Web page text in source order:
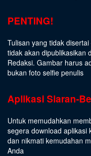
PENTING!
Tulisan yang tidak
tidak akan dipublikasikan
Redaksi. Gambar harus
bukan foto selfie penulis
Aplikasi Siaran-
Untuk memudahkan
segera download aplikasi
dan nikmati kemudahan
Anda